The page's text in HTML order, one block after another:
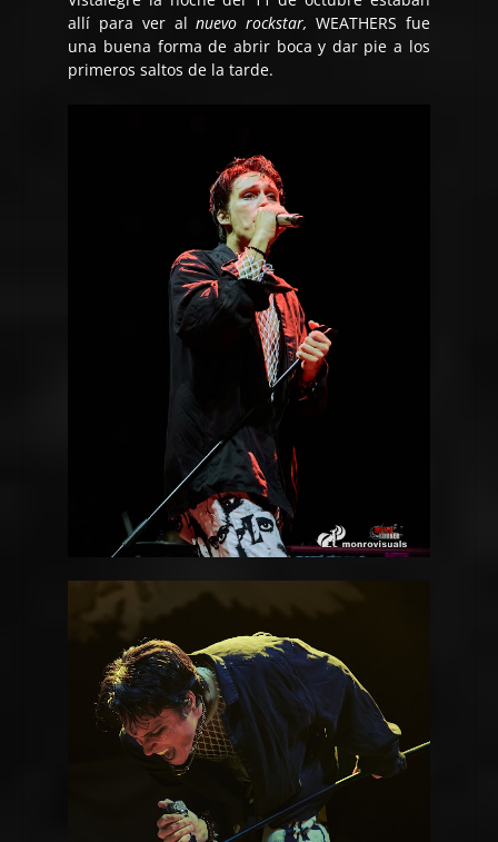
allí para ver alnuevo rockstar, WEATHERS fue
una buena forma de abrir boca y dar pie a los
primeros saltos de la tarde.